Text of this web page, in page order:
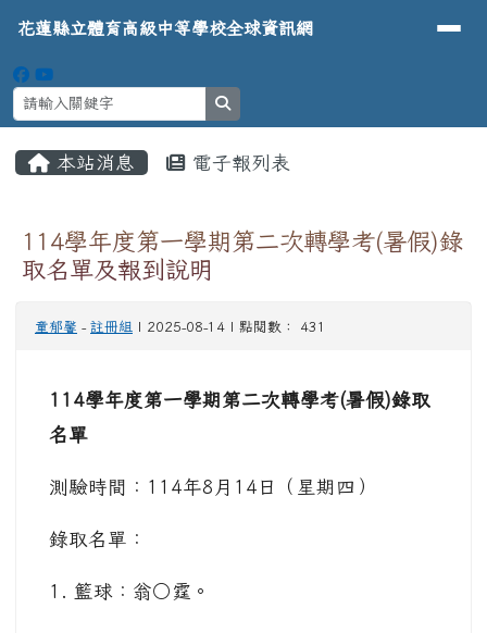
花蓮縣立體育高級中等學校全球資
導覽列
花蓮縣立體育高級中等學校全球資訊網
本站消息 電子報列表
114學年度第一學期第二次轉學考(暑假)錄
取名單及報到說明
童郁馨 - 註冊組 | 2025-08-14 | 點閱數： 431
114學年度第一學期第二次轉學考(暑假)錄取
名單
測驗時間：114年8月14日（星期四）
錄取名單：
1. 籃球：翁○霆。